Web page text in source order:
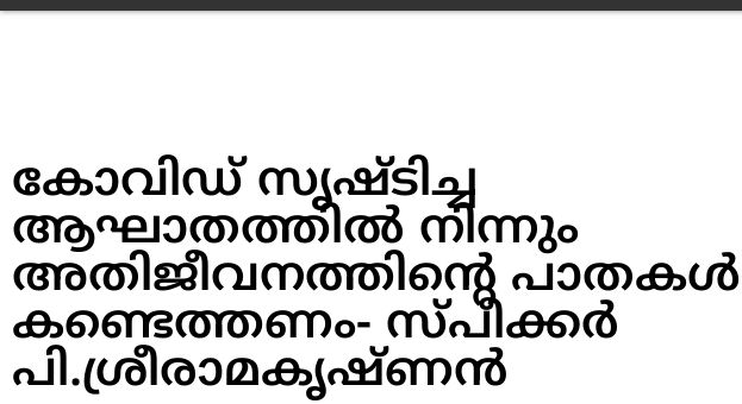
കോവിഡ് സൃഷ്ടിച്ച
ആഘാതത്തിൽ നിന്നും
അതിജീവനത്തിന്റെ പാതകൾ
കണ്ടെത്തണം- സ്പീക്കർ
പി.ശ്രീരാമകൃഷ്ണൻ